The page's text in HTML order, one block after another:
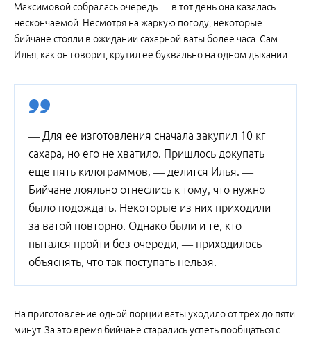
Максимовой собралась очередь — в тот день она казалась
нескончаемой. Несмотря на жаркую погоду, некоторые
бийчане стояли в ожидании сахарной ваты более часа. Сам
Илья, как он говорит, крутил ее буквально на одном дыхании.
— Для ее изготовления сначала закупил 10 кг
сахара, но его не хватило. Пришлось докупать
еще пять килограммов, — делится Илья. —
Бийчане лояльно отнеслись к тому, что нужно
было подождать. Некоторые из них приходили
за ватой повторно. Однако были и те, кто
пытался пройти без очереди, — приходилось
объяснять, что так поступать нельзя.
На приготовление одной порции ваты уходило от трех до пяти
минут. За это время бийчане старались успеть пообщаться с